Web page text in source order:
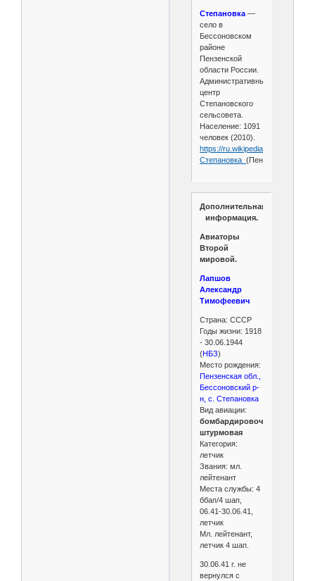
Степановка —
село в
Бессоновском
районе
Пензенской
области России.
Административный
центр
Степановского
сельсовета.
Население: 1091
человек (2010).
https://ru.wikipedia.org/wiki/
Степановка_
Дополнительная
информация.
Авиаторы
Второй
мировой.
Лапшов
Александр
Тимофеевич
Страна: СССР
Годы жизни: 1918
- 30.06.1944
(НБЗ)
Место рождения:
Пензенская обл.,
Бессоновский р-
н, с. Степановка
Вид авиации:
бомбардировочная,
штурмовая
Категория:
летчик
Звания: мл.
лейтенант
Места службы: 4
ббап/4 шап,
06.41-30.06.41,
летчик
Мл. лейтенант,
летчик 4 шап.
30.06.41 г. не
вернулся с